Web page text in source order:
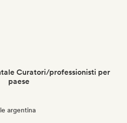
Curatori/professionisti per
paese
argentina